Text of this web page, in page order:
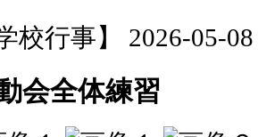
校行事】 2026-05-
会全体練習